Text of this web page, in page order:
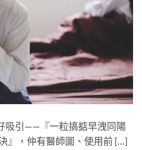
吸引——『一粒搞掂早洩同陽
』，仲有醫師圖、使用前 […]